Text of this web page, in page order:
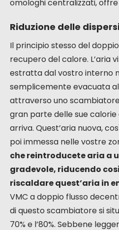
comuni, come la
la pulizia dello
richiedono
particolari. Sono
tutorial video per
Guadagni potenziali
doppio flusso
L’installazione di una VMC
decentralizzata nella
in benefici tangibili, sia in
finanze. Si tratta di un
discreto nella sua
omologhi centralizzati,
Riduzione delle